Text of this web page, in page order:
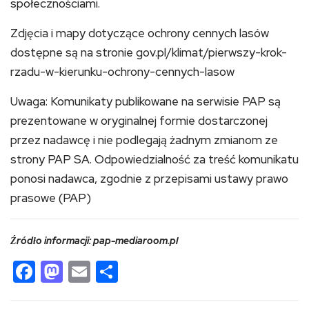
społecznościami.
Zdjęcia i mapy dotyczące ochrony cennych lasów
dostępne są na stronie gov.pl/klimat/pierwszy-krok-
rzadu-w-kierunku-ochrony-cennych-lasow
Uwaga: Komunikaty publikowane na serwisie PAP są
prezentowane w oryginalnej formie dostarczonej
przez nadawcę i nie podlegają żadnym zmianom ze
strony PAP SA. Odpowiedzialność za treść komunikatu
ponosi nadawca, zgodnie z przepisami ustawy prawo
prasowe (PAP)
Źródło informacji: pap-mediaroom.pl
Facebook
Mastodon
Email